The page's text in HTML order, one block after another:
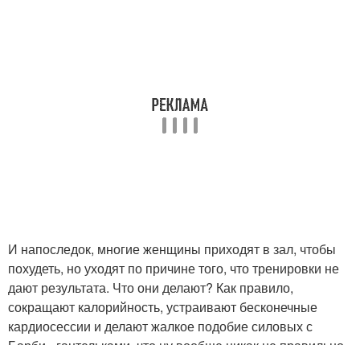
И напоследок, многие женщины приходят в зал, чтобы
похудеть, но уходят по причине того, что тренировки не
дают результата. Что они делают? Как правило,
сокращают калорийность, устраивают бесконечные
кардиосессии и делают жалкое подобие силовых с